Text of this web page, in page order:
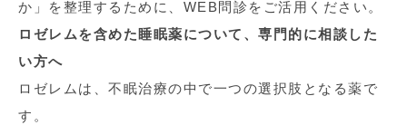
か」を整理するために、WEB問診をご活用ください。
ロゼレムを含めた睡眠薬について、専門的に相談した
い方へ
ロゼレムは、不眠治療の中で一つの選択肢となる薬で
す。